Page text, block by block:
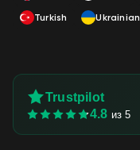
Turkish
Ukrainian
Trustpilot
4.8 из 5